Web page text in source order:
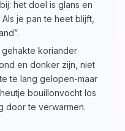
het doel is glans en
je pan te heet blijft,
gehakte koriander
en donker zijn, niet
te lang gelopen-maar
bouillonvocht los
door te verwarmen.